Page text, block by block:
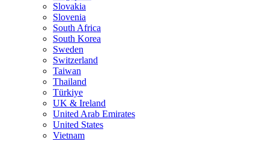
Slovakia
Slovenia
South Africa
South Korea
Sweden
Switzerland
Taiwan
Thailand
Türkiye
UK & Ireland
United Arab Emirates
United States
Vietnam